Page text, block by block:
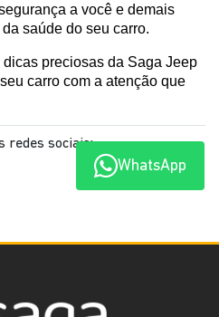
a você e demais
saúde do seu carro.
preciosas da Saga Jeep
carro com a atenção que
redes sociais:
WhatsApp